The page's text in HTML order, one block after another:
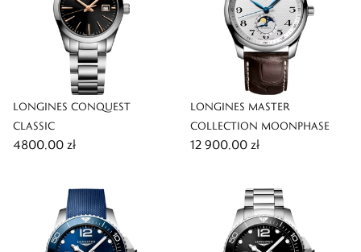
LONGINES CONQUEST
CLASSIC
4800,00 zł
LONGINES MASTER
COLLECTION MOONPHASE
12 900,00 zł